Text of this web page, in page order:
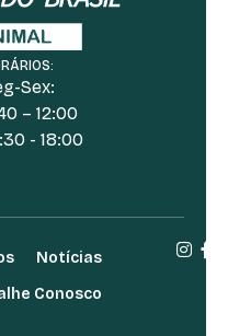
Sex:
– 12:00
- 18:00
Notícias
Conosco